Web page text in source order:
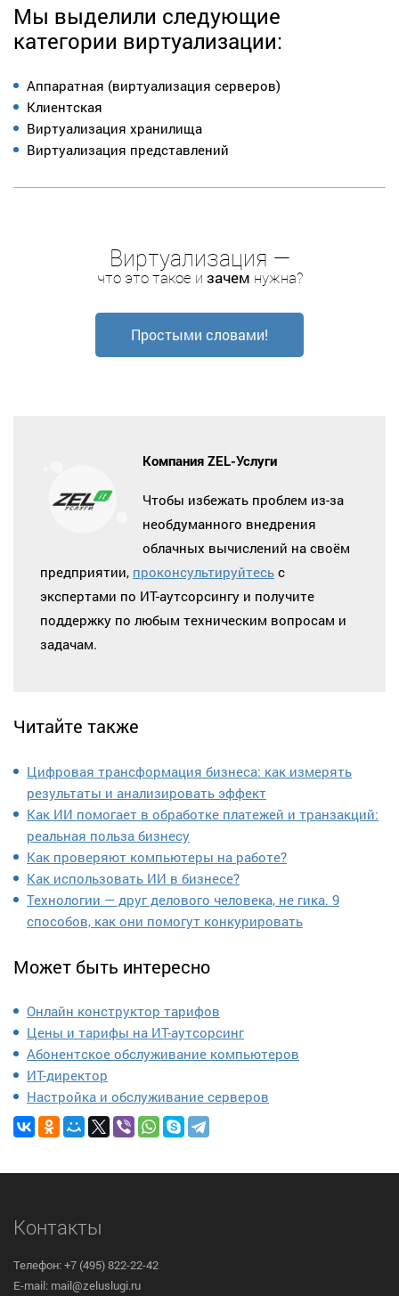
Мы выделили следующие
категории виртуализации:
Аппаратная (виртуализация серверов)
Клиентская
Виртуализация хранилища
Виртуализация представлений
Виртуализация —
что это такое и зачем нужна?
Простыми словами!
Компания ZEL-Услуги
Чтобы избежать проблем из-за
необдуманного внедрения
облачных вычислений на своём
предприятии, проконсультируйтесь с
экспертами по ИТ-аутсорсингу и получите
поддержку по любым техническим вопросам и
задачам.
Читайте также
Цифровая трансформация бизнеса: как измерять
результаты и анализировать эффект
Как ИИ помогает в обработке платежей и транзакций:
реальная польза бизнесу
Как проверяют компьютеры на работе?
Как использовать ИИ в бизнесе?
Технологии — друг делового человека, не гика. 9
способов, как они помогут конкурировать
Может быть интересно
Онлайн конструктор тарифов
Цены и тарифы на ИТ-аутсорсинг
Абонентское обслуживание компьютеров
ИТ-директор
Настройка и обслуживание серверов
Контакты
Телефон: +7 (495) 822-22-42
E-mail: mail@zeluslugi.ru